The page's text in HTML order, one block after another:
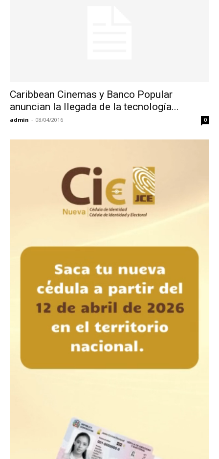
Caribbean Cinemas y Banco Popular
anuncian la llegada de la tecnología...
admin - 08/04/2016 0